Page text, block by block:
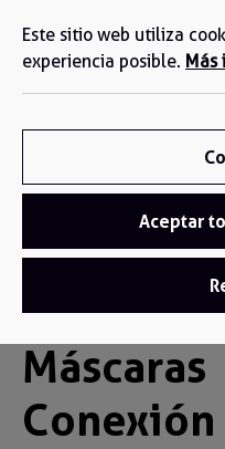
principal
Protección respiratoria /
Máscaras de Conexión
Este sitio web utiliza
experiencia posible. Más
Aceptar